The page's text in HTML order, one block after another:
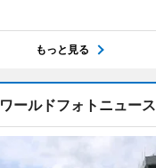
もっと見る
ワールドフォトニュース